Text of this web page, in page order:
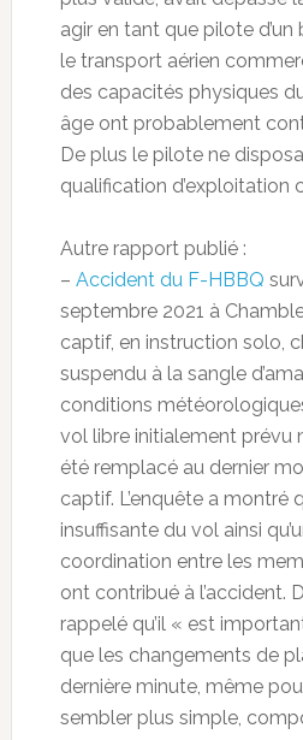
agir en tant que pilote
le transport aérien
des capacités physiques
âge ont probablement
De plus le pilote ne
qualification d’exploitation
Autre rapport publié :
– Accident du F-HBBQ
septembre 2021 à
captif, en instruction solo,
suspendu à la sangle
conditions
vol libre initialement prévu
été remplacé au dernier
captif. L’enquête a montré
insuffisante du vol ainsi
coordination entre les
ont contribué à l’accident.
rappelé qu’il « est
que les changements de
dernière minute, même
sembler plus simple,